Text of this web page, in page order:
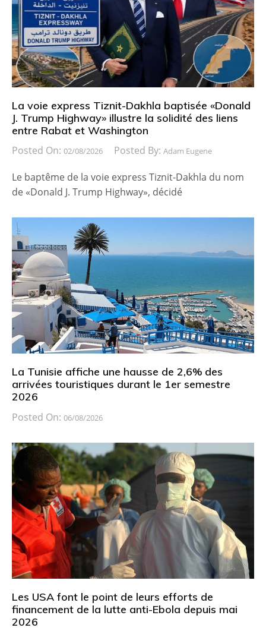
La voie express Tiznit-Dakhla baptisée «Donald
J. Trump Highway» illustre la solidité des liens
entre Rabat et Washington
Posted On: 02/08/2026 Posted By: Adam Eugene
Le baptême de la voie express Tiznit-Dakhla du nom
de «Donald J. Trump Highway», décidé
La Tunisie affiche une hausse de 2,6% des
arrivées touristiques durant le 1er semestre
2026
Posted On: 06/08/2026
Les USA font le point de leurs efforts de
financement de la lutte anti-Ebola depuis mai
2026